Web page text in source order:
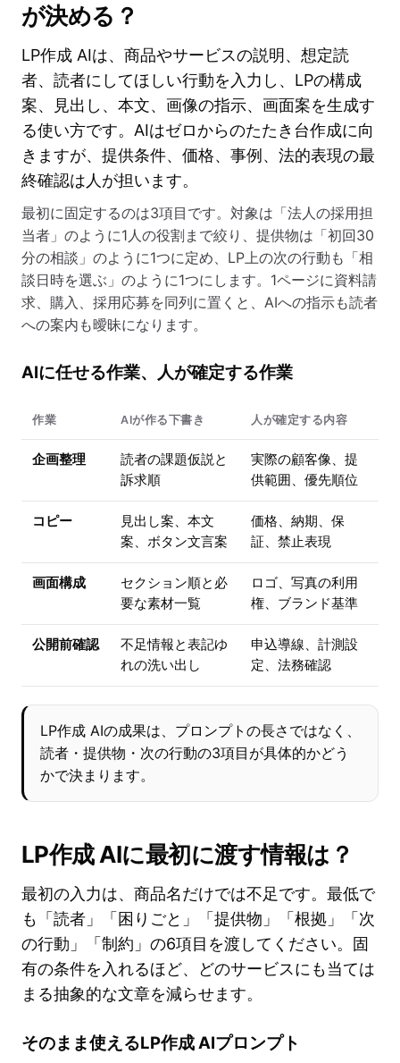
が決める？
LP作成 AIは、商品やサービスの説明、想定読
者、読者にしてほしい行動を入力し、LPの構成
案、見出し、本文、画像の指示、画面案を生成す
る使い方です。AIはゼロからのたたき台作成に向
きますが、提供条件、価格、事例、法的表現の最
終確認は人が担います。
最初に固定するのは3項目です。対象は「法人の採用担
当者」のように1人の役割まで絞り、提供物は「初回30
分の相談」のように1つに定め、LP上の次の行動も「相
談日時を選ぶ」のように1つにします。1ページに資料請
求、購入、採用応募を同列に置くと、AIへの指示も読者
への案内も曖昧になります。
AIに任せる作業、人が確定する作業
作業 AIが作る下書き 人が確定する内容
企画整理
読者の課題仮説と
訴求順
実際の顧客像、提
供範囲、優先順位
コピー
見出し案、本文
案、ボタン文言案
価格、納期、保
証、禁止表現
画面構成
セクション順と必
要な素材一覧
ロゴ、写真の利用
権、ブランド基準
公開前確認
不足情報と表記ゆ
れの洗い出し
申込導線、計測設
定、法務確認
LP作成 AIの成果は、プロンプトの長さではなく、
読者・提供物・次の行動の3項目が具体的かどう
かで決まります。
LP作成 AIに最初に渡す情報は？
最初の入力は、商品名だけでは不足です。最低で
も「読者」「困りごと」「提供物」「根拠」「次
の行動」「制約」の6項目を渡してください。固
有の条件を入れるほど、どのサービスにも当ては
まる抽象的な文章を減らせます。
そのまま使えるLP作成 AIプロンプト